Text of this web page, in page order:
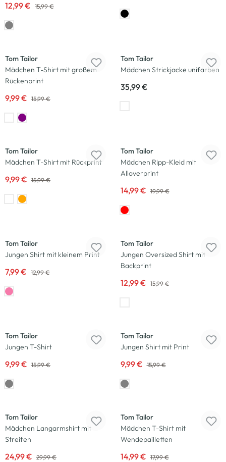
12,99 € 15,99 €
Tom Tailor
Mädchen T-Shirt mit großem
Rückenprint
9,99 € 15,99 €
Tom Tailor
Mädchen Strickjacke unifarben
35,99 €
Tom Tailor
Mädchen T-Shirt mit Rückprint
9,99 € 15,99 €
Tom Tailor
Mädchen Ripp-Kleid mit
Alloverprint
14,99 € 19,99 €
Tom Tailor
Jungen Shirt mit kleinem Print
7,99 € 12,99 €
Tom Tailor
Jungen Oversized Shirt mit
Backprint
12,99 € 15,99 €
Tom Tailor
Jungen T-Shirt
9,99 € 15,99 €
Tom Tailor
Jungen Shirt mit Print
9,99 € 15,99 €
Tom Tailor
Mädchen Langarmshirt mit
Streifen
24,99 € 29,99 €
Tom Tailor
Mädchen T-Shirt mit
Wendepailletten
14,99 € 17,99 €